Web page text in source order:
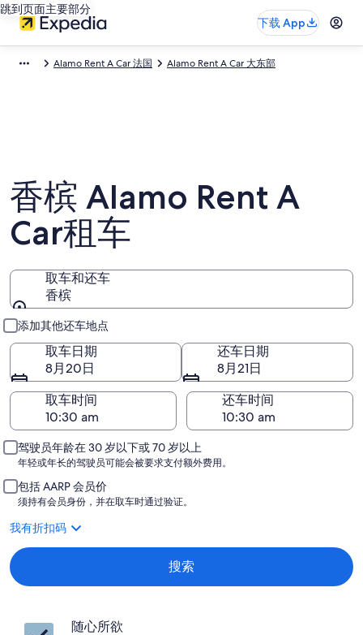
跳到页面主要部分
下载 App
Alamo Rent A Car 法国 Alamo Rent A Car 大东部
香槟 Alamo Rent A
Car租车
取车和还车
香槟
取车和还车
添加其他还车地点
取车日期
8月20日
还车日期
8月21日
取车时间
还车时间
驾驶员年龄在 30 岁以下或 70 岁以上
年轻或年长的驾驶员可能会被要求支付额外费用。
包括 AARP 会员价
须持有会员身份，并在取车时通过验证。
我有折扣码
搜索
随心所欲